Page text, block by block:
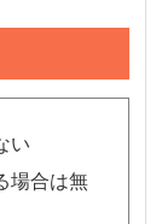
い
場合は無